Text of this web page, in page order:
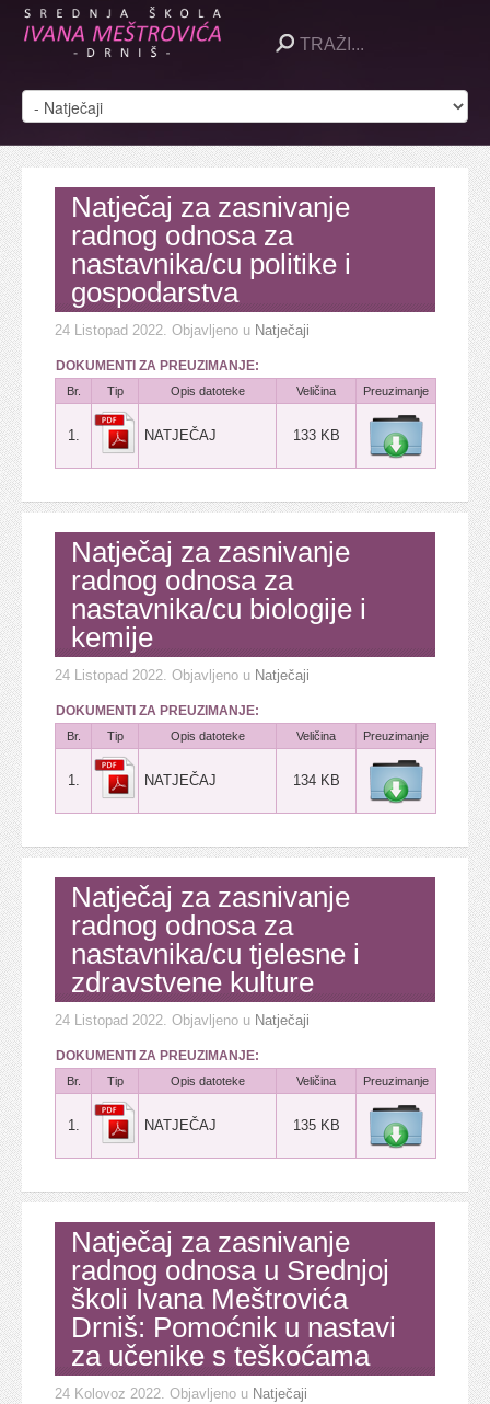
Natječaj za zasnivanje
radnog odnosa za
nastavnika/cu politike i
gospodarstva
24 Listopad 2022. Objavljeno u Natječaji
DOKUMENTI ZA PREUZIMANJE:
Br. Tip Opis datoteke Veličina Preuzimanje
1. NATJEČAJ 133 KB
Natječaj za zasnivanje
radnog odnosa za
nastavnika/cu biologije i
kemije
24 Listopad 2022. Objavljeno u Natječaji
DOKUMENTI ZA PREUZIMANJE:
Br. Tip Opis datoteke Veličina Preuzimanje
1. NATJEČAJ 134 KB
Natječaj za zasnivanje
radnog odnosa za
nastavnika/cu tjelesne i
zdravstvene kulture
24 Listopad 2022. Objavljeno u Natječaji
DOKUMENTI ZA PREUZIMANJE:
Br. Tip Opis datoteke Veličina Preuzimanje
1. NATJEČAJ 135 KB
Natječaj za zasnivanje
radnog odnosa u Srednjoj
školi Ivana Meštrovića
Drniš: Pomoćnik u nastavi
za učenike s teškoćama
24 Kolovoz 2022. Objavljeno u Natječaji